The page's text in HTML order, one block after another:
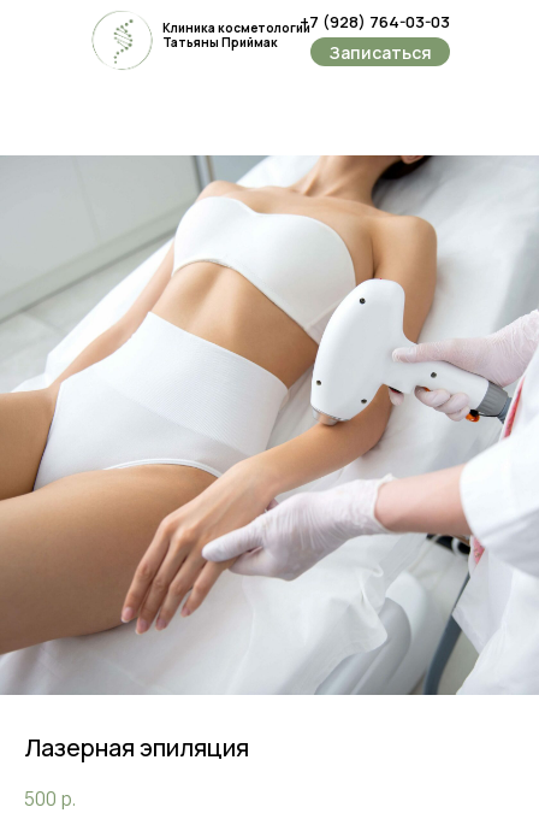
Клиника косметологии
Татьяны Приймак
+7 (928) 764-03-03
Записаться
Лазерная эпиляция
500 р.